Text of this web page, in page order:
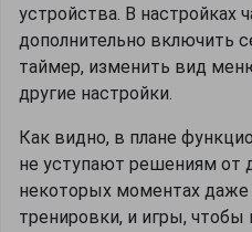
устройства. В настройках
дополнительно включить
таймер, изменить вид
другие настройки.
Как видно, в плане
не уступают решениям от
некоторых моментах даже
тренировки, и игры, чтобы